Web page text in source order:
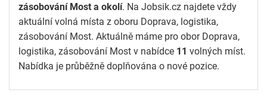
zásobování Most a okolí. Na Jobsik.cz najdete vždy
aktuální volná místa z oboru Doprava, logistika,
zásobování Most. Aktuálně máme pro obor Doprava,
logistika, zásobování Most v nabídce 11 volných míst.
Nabídka je průběžně doplňována o nové pozice.